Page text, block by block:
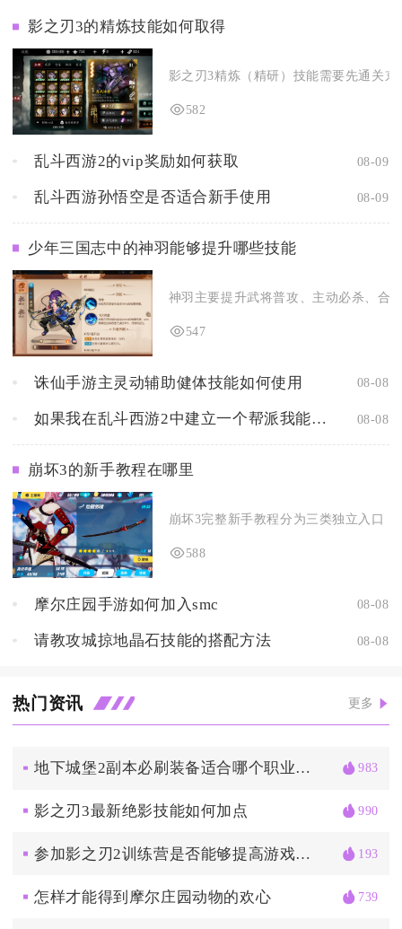
影之刃3的精炼技能如何取得
影之刃3精炼（精研）技能需要先通关
582
乱斗西游2的vip奖励如何获取 08-09
乱斗西游孙悟空是否适合新手使用 08-09
少年三国志中的神羽能够提升哪些技能
神羽主要提升武将普攻、主动必杀、合
547
诛仙手游主灵动辅助健体技能如何使用 08-08
如果我在乱斗西游2中建立一个帮派我能够获得什么样的好处 08-08
崩坏3的新手教程在哪里
崩坏3完整新手教程分为三类独立入口
588
摩尔庄园手游如何加入smc 08-08
请教攻城掠地晶石技能的搭配方法 08-08
热门资讯 更多
地下城堡2副本必刷装备适合哪个职业使用 983
影之刃3最新绝影技能如何加点 990
参加影之刃2训练营是否能够提高游戏技巧和竞争力 193
怎样才能得到摩尔庄园动物的欢心 739